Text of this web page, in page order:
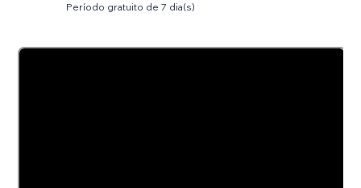
Período gratuito de 7 dia(s)